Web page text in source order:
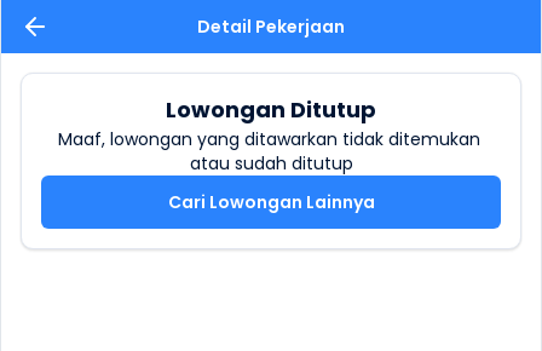
Detail Pekerjaan
Lowongan Ditutup
Maaf, lowongan yang ditawarkan tidak ditemukan
atau sudah ditutup
Cari Lowongan Lainnya